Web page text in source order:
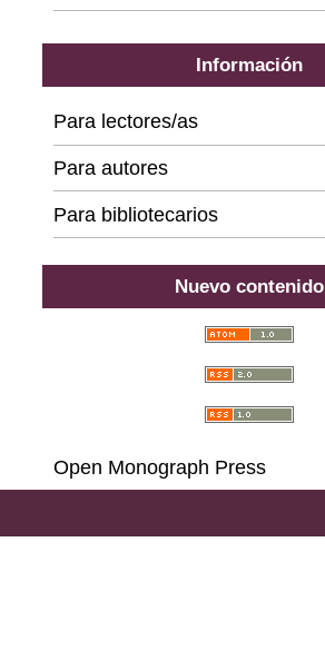
Información
Para lectores/as
Para autores
Para bibliotecarios
Nuevo contenido
Open Monograph Press